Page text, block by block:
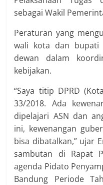
sebagai Wakil
Peraturan yang
wali kota dan bupati
dewan dalam
kebijakan.
“Saya titip DPRD
33/2018. Ada
dipelajari ASN dan
ini, kewenangan
bisa dibatalkan,” ujar
sam­butan di Rapat
agenda Pidato
Bandung Periode